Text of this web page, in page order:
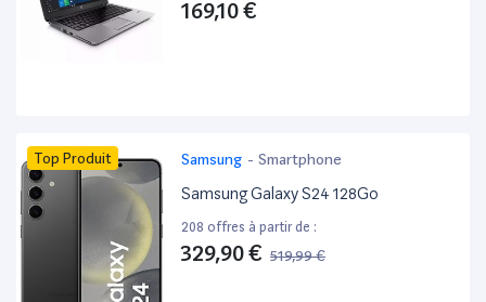
169,10 €
Top Produit Samsung - Smartphone
Samsung Galaxy S24 128Go
208 offres à partir de :
329,90 € 519,99 €